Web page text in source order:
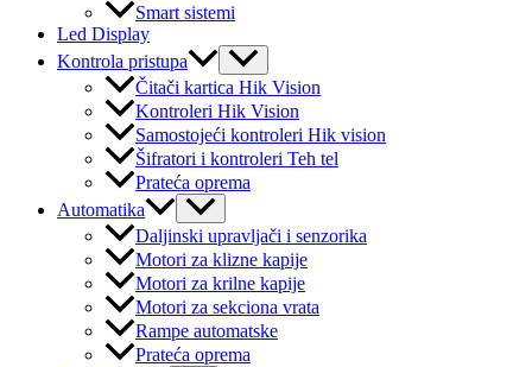
Smart sistemi
Led Display
Kontrola pristupa
Menu
Toggle
Čitači kartica Hik Vision
Kontroleri Hik Vision
Samostojeći kontroleri Hik vision
Šifratori i kontroleri Teh tel
Prateća oprema
Automatika
Menu
Toggle
Daljinski upravljači i senzorika
Motori za klizne kapije
Motori za krilne kapije
Motori za sekciona vrata
Rampe automatske
Prateća oprema